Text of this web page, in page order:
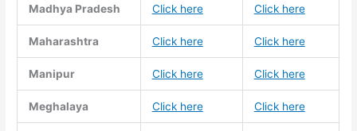
Madhya Pradesh Click here Click here
Maharashtra Click here Click here
Manipur Click here Click here
Meghalaya Click here Click here